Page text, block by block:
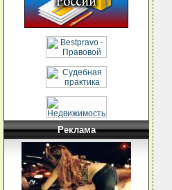
Реклама